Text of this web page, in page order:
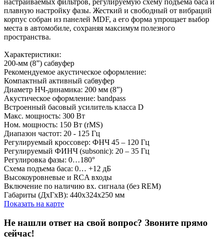
плавную настройку фазы. Жесткий и свободный от вибраций
корпус собран из панелей MDF, а его форма упрощает выбор
места в автомобиле, сохраняя максимум полезного
пространства.
Характеристики:
200-мм (8”) сабвуфер
Рекомендуемое акустическое оформление:
Компактный активный сабвуфер
Диаметр НЧ-динамика: 200 мм (8”)
Акустическое оформление: bandpass
Встроенный басовый усилитель класса D
Макс. мощность: 300 Вт
Ном. мощность: 150 Вт (rMS)
Диапазон частот: 20 - 125 Гц
Регулируемый кроссовер: ФНЧ 45 – 120 Гц
Регулируемый ФИНЧ (subsonic): 20 – 35 Гц
Регулировка фазы: 0…180°
Схема подъема баса: 0… +12 дБ
Высокоуровневые и RCA входы
Включение по наличию вх. сигнала (без REM)
Габариты (ДхГхВ): 440х324х250 мм
Показать на карте
Не нашли ответ на свой вопрос? Звоните прямо
сейчас!